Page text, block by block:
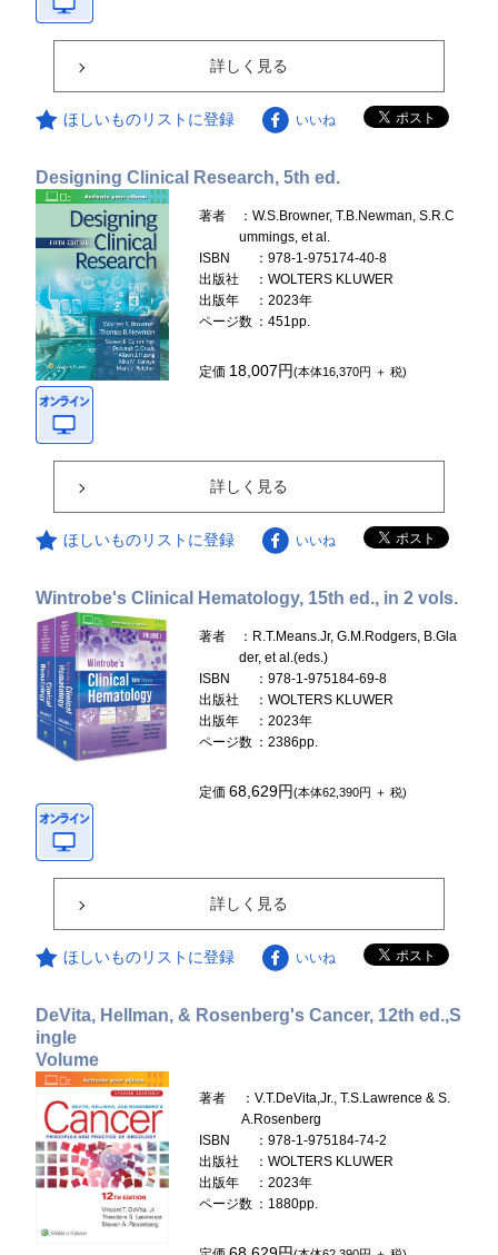
詳しく見る
ほしいものリストに登録 いいね
Designing Clinical Research, 5th ed.
著者
：W.S.Browner, T.B.Newman, S.R.C
ummings, et al.
ISBN
：978-1-975174-40-8
出版社
：WOLTERS KLUWER
出版年
：2023年
ページ数 ：451pp.
定価 18,007円(本体16,370円 ＋ 税)
詳しく見る
ほしいものリストに登録 いいね
Wintrobe's Clinical Hematology, 15th ed., in 2 vols.
著者
：R.T.Means.Jr, G.M.Rodgers, B.Gla
der, et al.(eds.)
ISBN
：978-1-975184-69-8
出版社
：WOLTERS KLUWER
出版年
：2023年
ページ数 ：2386pp.
定価68,629円(本体62,390円 ＋ 税)
詳しく見る
ほしいものリストに登録 いいね
DeVita, Hellman, & Rosenberg's Cancer, 12th ed.,S
ingle
Volume
著者
：V.T.DeVita,Jr., T.S.Lawrence & S.
A.Rosenberg
ISBN
：978-1-975184-74-2
出版社
：WOLTERS KLUWER
出版年
：2023年
ページ数 ：1880pp.